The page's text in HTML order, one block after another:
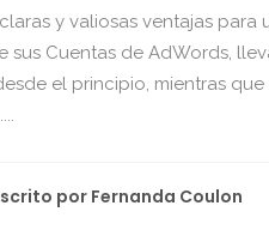
y valiosas ventajas
sus Cuentas de AdWords,
el principio, mientras
por Fernanda Coulon